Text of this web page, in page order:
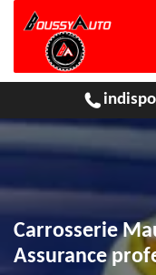
Carrosserie
Assurance